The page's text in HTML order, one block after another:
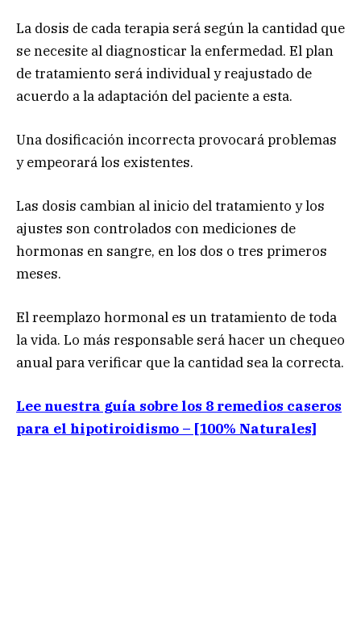
La dosis de cada terapia será según la cantidad que
se necesite al diagnosticar la enfermedad. El plan
de tratamiento será individual y reajustado de
acuerdo a la adaptación del paciente a esta.
Una dosificación incorrecta provocará problemas
y empeorará los existentes.
Las dosis cambian al inicio del tratamiento y los
ajustes son controlados con mediciones de
hormonas en sangre, en los dos o tres primeros
meses.
El reemplazo hormonal es un tratamiento de toda
la vida. Lo más responsable será hacer un chequeo
anual para verificar que la cantidad sea la correcta.
Lee nuestra guía sobre los 8 remedios caseros
para el hipotiroidismo – [100% Naturales]